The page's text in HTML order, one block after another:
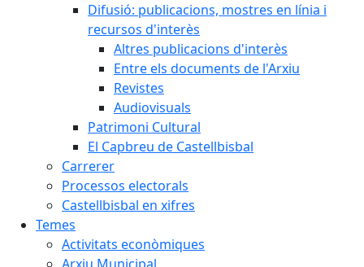
Difusió: publicacions, mostres en línia i
recursos d'interès
Altres publicacions d'interès
Entre els documents de l'Arxiu
Revistes
Audiovisuals
Patrimoni Cultural
El Capbreu de Castellbisbal
Carrerer
Processos electorals
Castellbisbal en xifres
Temes
Activitats econòmiques